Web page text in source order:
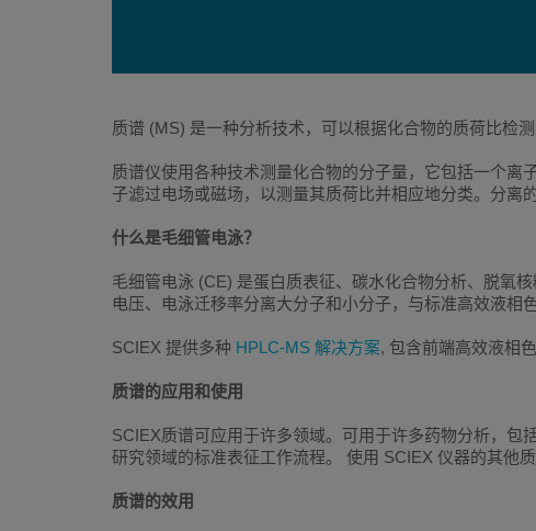
质谱 (MS) 是一种分析技术，可以根据化合物的质荷比检
质谱仪使用各种技术测量化合物的分子量，它包括一个
子滤过电场或磁场，以测量其质荷比并相应地分类。分离
什么是毛细管电泳？
毛细管电泳 (CE) 是蛋白质表征、碳水化合物分析、脱氧
电压、电泳迁移率分离大分子和小分子，与标准高效液相
SCIEX 提供多种 HPLC-MS 解决方案, 包含前端高效液相
质谱的应用和使用
SCIEX质谱可应用于许多领域。可用于许多药物分析，包
研究领域的标准表征工作流程。 使用 SCIEX 仪器的其他
质谱的效用